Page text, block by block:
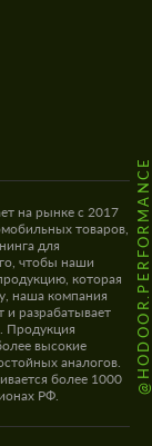
@HODOOR.PERFORMANCE
на рынке с 2017
товаров,
для
чтобы наши
которая
наша компания
и разрабатывает
Продукция
высокие
аналогов.
более 1000
РФ.